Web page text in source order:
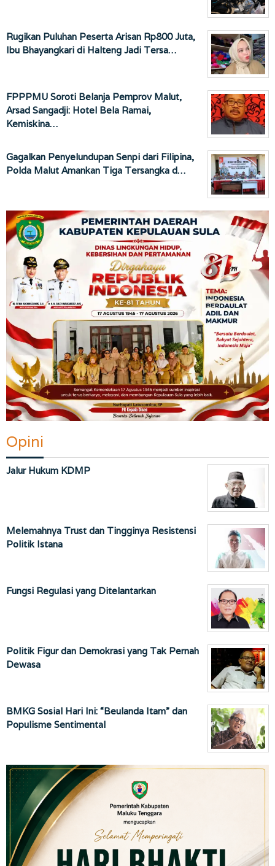
Rugikan Puluhan Peserta Arisan Rp800 Juta,
Ibu Bhayangkari di Halteng Jadi Tersa…
FPPPMU Soroti Belanja Pemprov Malut,
Arsad Sangadji: Hotel Bela Ramai,
Kemiskina…
Gagalkan Penyelundupan Senpi dari Filipina,
Polda Malut Amankan Tiga Tersangka d…
Opini
Jalur Hukum KDMP
Melemahnya Trust dan Tingginya Resistensi
Politik Istana
Fungsi Regulasi yang Ditelantarkan
Politik Figur dan Demokrasi yang Tak Pernah
Dewasa
BMKG Sosial Hari Ini: “Beulanda Itam” dan
Populisme Sentimental